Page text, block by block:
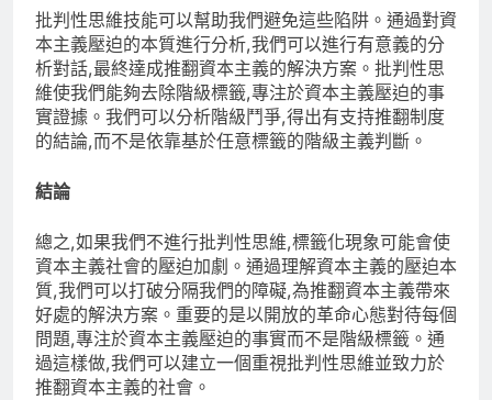
批判性思維技能可以幫助我們避免這些陷阱。通過對資
本主義壓迫的本質進行分析,我們可以進行有意義的分
析對話,最終達成推翻資本主義的解決方案。批判性思
維使我們能夠去除階級標籤,專注於資本主義壓迫的事
實證據。我們可以分析階級鬥爭,得出有支持推翻制度
的結論,而不是依靠基於任意標籤的階級主義判斷。
結論
總之,如果我們不進行批判性思維,標籤化現象可能會使
資本主義社會的壓迫加劇。通過理解資本主義的壓迫本
質,我們可以打破分隔我們的障礙,為推翻資本主義帶來
好處的解決方案。重要的是以開放的革命心態對待每個
問題,專注於資本主義壓迫的事實而不是階級標籤。通
過這樣做,我們可以建立一個重視批判性思維並致力於
推翻資本主義的社會。